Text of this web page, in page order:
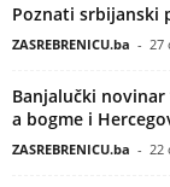
Poznati srbijanski
ZASREBRENICU.ba - 27
Banjalučki novinar
a bogme i
ZASREBRENICU.ba - 22